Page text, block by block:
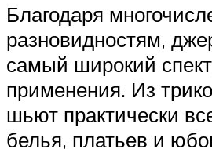
Благодаря
разновидностям,
самый широкий
применения. Из
шьют практически
белья, платьев и